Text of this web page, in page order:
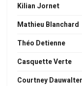
Kilian Jornet
Mathieu Blanchard
Théo Detienne
Casquette Verte
Courtney Dauwalter